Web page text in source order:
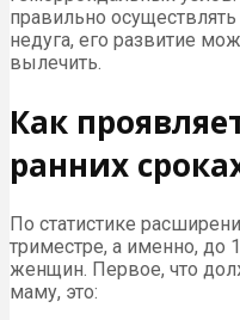
правильно
недуга, его развитие
вылечить.
Как
ранних
По статистике
триместре, а именно, до
женщин. Первое, что
маму, это: